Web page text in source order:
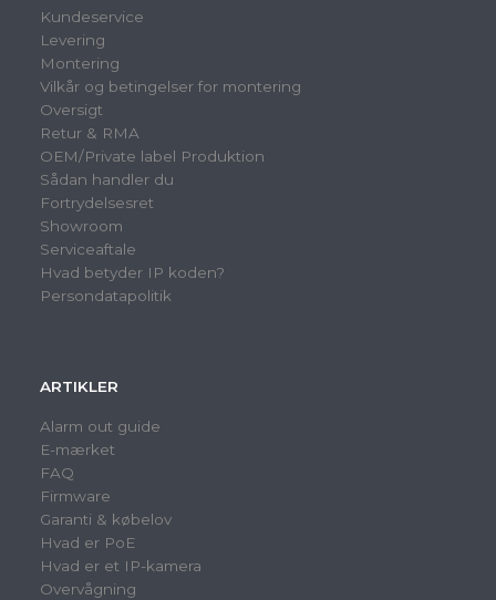
Kundeservice
Levering
Montering
Vilkår og betingelser for montering
Oversigt
Retur & RMA
OEM/Private label Produktion
Sådan handler du
Fortrydelsesret
Showroom
Serviceaftale
Hvad betyder IP koden?
Persondatapolitik
ARTIKLER
Alarm out guide
E-mærket
FAQ
Firmware
Garanti & købelov
Hvad er PoE
Hvad er et IP-kamera
Overvågning